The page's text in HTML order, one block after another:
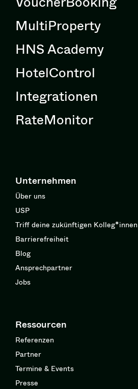
MultiProperty
HNS Academy
HotelControl
Integrationen
RateMonitor
Unternehmen
Über uns
USP
Triff deine zukünftigen Kolleg*innen
Barrierefreiheit
Blog
Ansprechpartner
Jobs
Ressourcen
Referenzen
Partner
Termine & Events
Presse